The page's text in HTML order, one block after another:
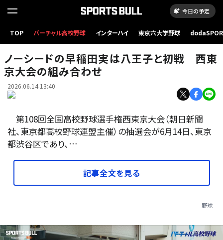
今日の予定
TOP バーチャル高校野球 インターハイ 東京六大学野球
14日、東京都渋谷区、小池寛木撮影
ノーシードの早稲田実は八王子と初戦 西東
京大会の組み合わせ
2026.06.14 13:40
第108回全国高校野球選手権西東京大会（朝日新聞
社、東京都高校野球連盟主催）の抽選会が6月14日、東京
都渋谷区であり、…
記事全文を見る
野球